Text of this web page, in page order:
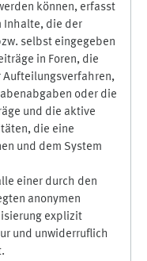
können, erfasst
Inhalte, die der
selbst eingegeben
in Foren, die
Aufteilungsverfahren,
oder die
und die aktive
die eine
und dem System
einer durch den
anonymen
explizit
und unwiderruflich